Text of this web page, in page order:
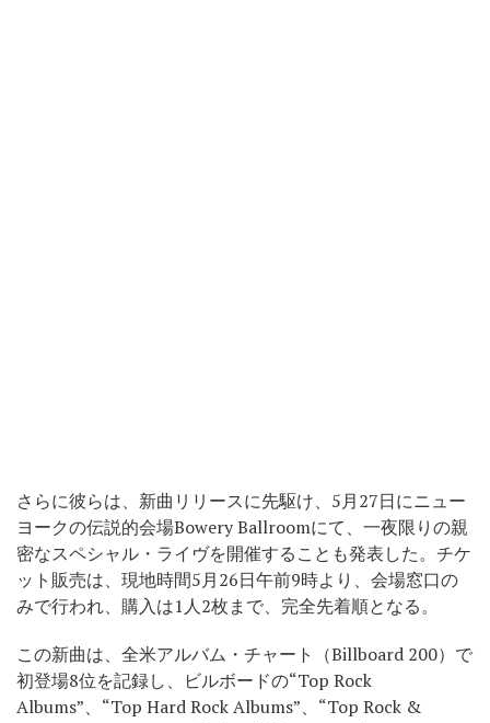
さらに彼らは、新曲リリースに先駆け、5月27日にニュー
ヨークの伝説的会場Bowery Ballroomにて、一夜限りの親
密なスペシャル・ライヴを開催することも発表した。チケ
ット販売は、現地時間5月26日午前9時より、会場窓口の
みで行われ、購入は1人2枚まで、完全先着順となる。
この新曲は、全米アルバム・チャート（Billboard 200）で
初登場8位を記録し、ビルボードの“Top Rock
Albums”、“Top Hard Rock Albums”、“Top Rock &